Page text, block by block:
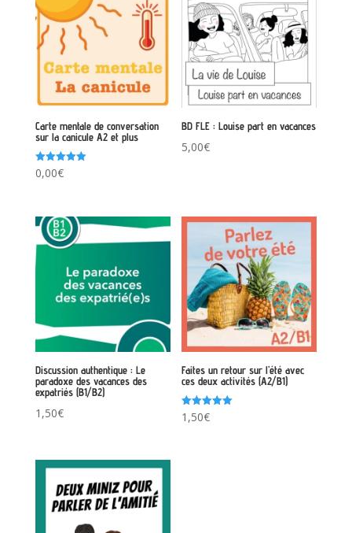
Carte mentale de conversation
sur la canicule A2 et plus
Note
5.00
0,00€
BD FLE : Louise part en vacances
5,00€
Discussion authentique : Le
paradoxe des vacances des
expatriés (B1/B2)
1,50€
Faites un retour sur l’été avec
ces deux activités (A2/B1)
Note
5.00
1,50€